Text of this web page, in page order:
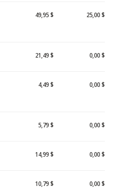
49,95 $ 25,00 $
21,49 $ 0,00 $
4,49 $ 0,00 $
5,79 $ 0,00 $
14,99 $ 0,00 $
10,79 $ 0,00 $